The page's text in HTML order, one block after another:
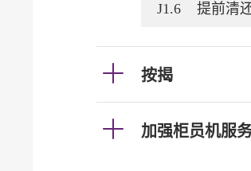
J1.6 提前清
按揭
加强柜员机服